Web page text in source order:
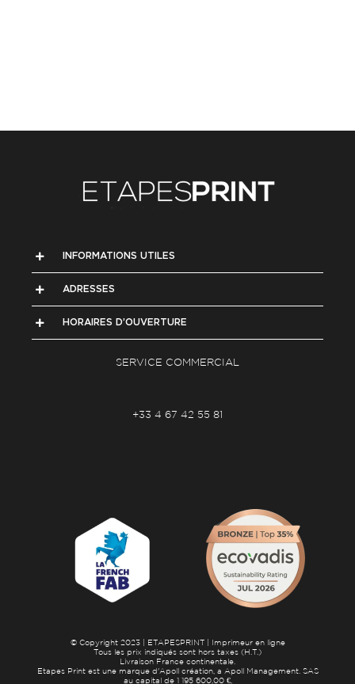
INFORMATIONS UTILES
ADRESSES
HORAIRES D’OUVERTURE
SERVICE COMMERCIAL
+33 4 67 42 55 81
© Copyright 2023 | ETAPESPRINT | Imprimeur en ligne
Tous les prix indiqués sont hors taxes (H.T.)
Livraison France continentale.
Etapes Print est une marque d'Apoll création, a Apoll Management. SAS
au capital de 1 195 600,00 €,